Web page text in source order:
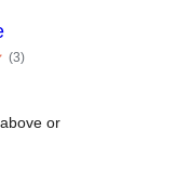
(3укупних
оцена
)
or